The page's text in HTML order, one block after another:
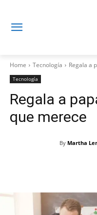
Home Tecnología Regala a
Tecnología
Regala a
que merece
By Martha